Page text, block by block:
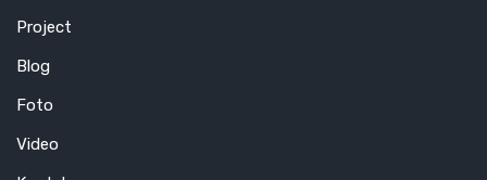
Project
Blog
Foto
Video